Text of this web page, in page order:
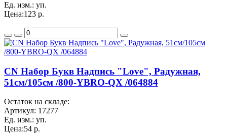
Ед. изм.: уп.
Цена:123 р.
CN Набор Букв Надпись "Love", Радужная,
51см/105см /800-YBRO-QX /064884
Остаток на складе:
Артикул: 17277
Ед. изм.: уп.
Цена:54 р.